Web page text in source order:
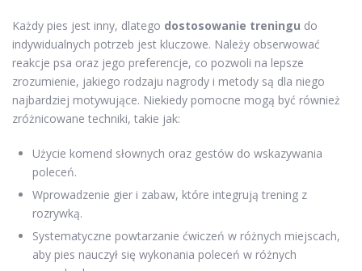
Każdy pies jest inny, dlatego dostosowanie treningu do
indywidualnych potrzeb jest kluczowe. Należy obserwować
reakcje psa oraz jego preferencje, co pozwoli na lepsze
zrozumienie, jakiego rodzaju nagrody i metody są dla niego
najbardziej motywujące. Niekiedy pomocne mogą być również
zróżnicowane techniki, takie jak:
Użycie komend słownych oraz gestów do wskazywania
poleceń.
Wprowadzenie gier i zabaw, które integrują trening z
rozrywką.
Systematyczne powtarzanie ćwiczeń w różnych miejscach,
aby pies nauczył się wykonania poleceń w różnych